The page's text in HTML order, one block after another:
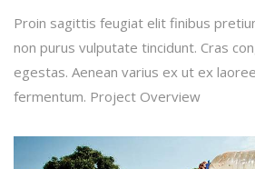
Proin sagittis feugiat elit finibus
non purus vulputate tincidunt. Cras
egestas. Aenean varius ex ut ex
fermentum. Project Overview